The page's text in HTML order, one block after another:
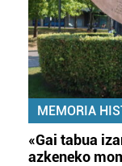
MEMORIA
«Gai tabua
azkeneko